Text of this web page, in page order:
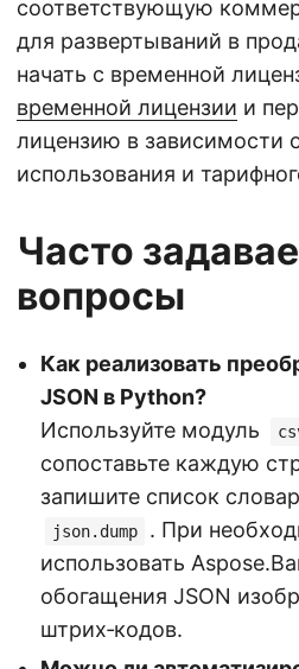
соответствующую
для развертываний в
начать с временной
временной лицензии и
лицензию в зависимости
использования и
Часто
вопросы
Как реализовать
JSON в Python?
Используйте модуль
сопоставьте каждую
запишите список
json.dump
. При
использовать
обогащения JSON
штрих‑кодов.